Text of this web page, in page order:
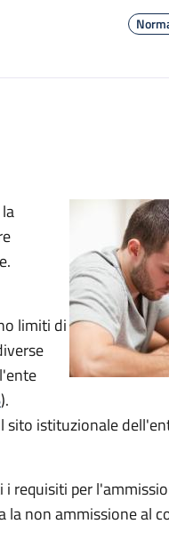
limiti di
).
istituzionale
requisiti per
non ammissione al